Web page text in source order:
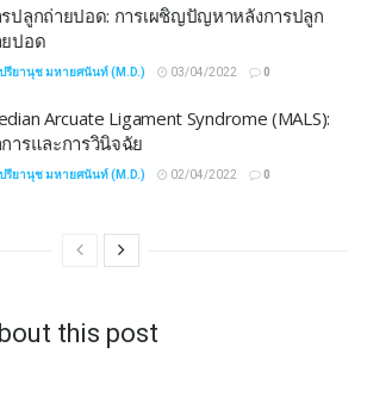
ปลูกถ่ายปอด: การเผชิญปัญหาหลังการปลูก
ปอด
ปรียานุช มหายศนันท์ (M.D.) 03/04/2022 0
Arcuate Ligament Syndrome (MALS):
ารและการวินิจฉัย
ปรียานุช มหายศนันท์ (M.D.) 02/04/2022 0
this post